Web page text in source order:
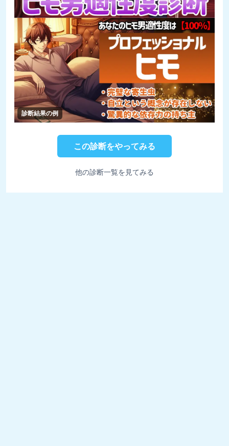
診断結果の例
この診断をやってみる
他の診断一覧を見てみる